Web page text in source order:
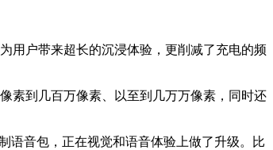
户带来超长的沉浸体验，更削减了充电的频
到几百万像素、以至到几万万像素，同时还
音包，正在视觉和语音体验上做了升级。比